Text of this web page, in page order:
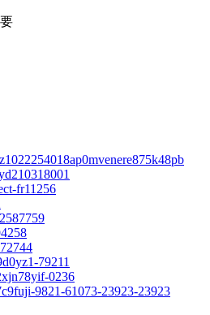
fr11256
79211
0236
9821-61073-23923-23923